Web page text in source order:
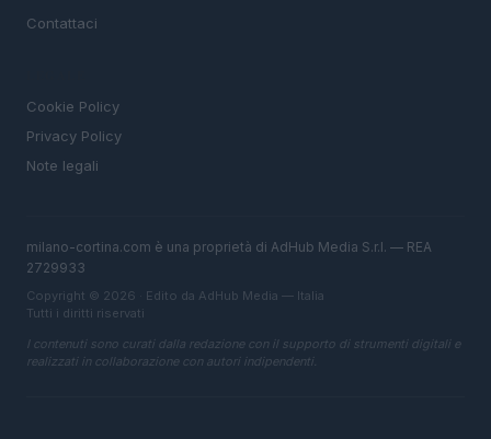
Contattaci
Cookie Policy
Privacy Policy
Note legali
milano-cortina.com è una proprietà di AdHub Media S.r.l. — REA
2729933
Copyright © 2026 · Edito da AdHub Media — Italia
Tutti i diritti riservati
I contenuti sono curati dalla redazione con il supporto di strumenti digitali e
realizzati in collaborazione con autori indipendenti.